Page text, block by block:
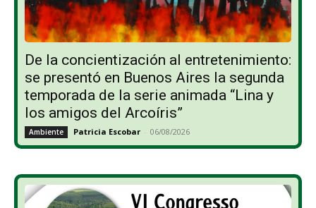
De la concientización al entretenimiento:
se presentó en Buenos Aires la segunda
temporada de la serie animada “Lina y
los amigos del Arcoíris”
Ambiente Patricia Escobar - 06/08/2026